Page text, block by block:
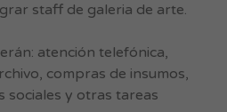
staff de galeria de arte.
atención telefónica,
compras de insumos,
sociales y otras tareas